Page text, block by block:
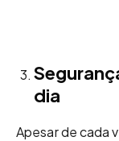
dia
Apesar de cada